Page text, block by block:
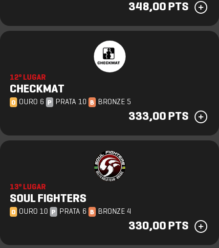
348,00 PTS
12º LUGAR
CHECKMAT
O OURO 6 P PRATA 10 B BRONZE 5
333,00 PTS
13º LUGAR
SOUL FIGHTERS
O OURO 10 P PRATA 6 B BRONZE 4
330,00 PTS